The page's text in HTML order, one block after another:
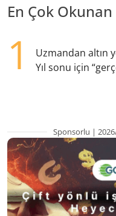
En Çok
1
Uzmandan altın
Yıl sonu için
Sponsorlu |